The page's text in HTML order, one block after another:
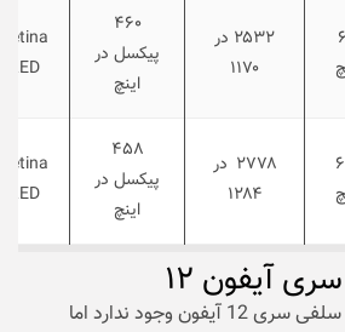
۲۵۳۲ در
۱۱۷۰
۴۶۰
پیکسل در
اینچ
۲۷۷۸ در
۱۲۸۴
۴۵۸
پیکسل در
اینچ
آیفون ۱۲
تفاوت خاصی در دوربین سلفی سری 12 آیفون وجود ندارد اما